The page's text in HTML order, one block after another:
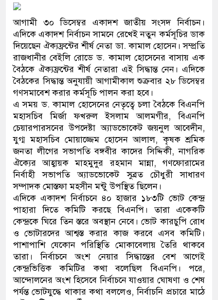
মাদক কারবারি গ্রেফতার
২৮ লাখ টাকার জাল নোটসহ
থানা পুলিশ
যেকোনো সময় বেনজীরের
নেতৃত্ব ও গণতন্ত্রের মূর্তমান প্রতীক
যে ভাবে ডেভিড ইমনের কাছে
‘আজহার খান’
অবৈধ বিদেশি পিস্তল, ম্যাগাজিন
জড়িত কিশোর গ্যাংয়ের চার শিশু আটক
ডাকাতির প্রস্তুতিকালে দুইজনকে
থানা পুলিশ
আগামী ৩০ ডিসেম্বর একাদশ জাতীয় সংসদ নির্বাচন।
এদিকে একাদশ নির্বাচন সামনে রেখেই নতুন কর্মসূচির ডাক
দিয়েছেন ঐক্যফ্রন্টের শীর্ষ নেতা ডা. কামাল হোসেন। সম্প্রতি
রাজধানীর বেইলি রোডে ড. কামাল হোসেনের বাসায় এক
বৈঠকে ঐক্যফ্রন্টের শীর্ষ নেতারা এই সিদ্ধান্ত নেন। এদিকে
বৈঠকের সিদ্ধান্ত অনুযায়ী আগামীকাল শুক্রবার ২৮ ডিসেম্বর
গণসমাবেশ করার কর্মসূচি পালন করা হবে।
এ সময় ড. কামাল হোসেনের নেতৃত্বে চলা বৈঠকে বিএনপি
মহাসচিব মির্জা ফখরুল ইসলাম আলমগীর, বিএনপি
চেয়ারপারসনের উপদেষ্টা অ্যাডভোকেট জয়নুল আবেদীন,
যুগ্ম মহাসচিব মোয়াজ্জেম হোসেন আলাল, কৃষক শ্রমিক
জনতা লীগের সভাপতি বঙ্গবীর কাদের সিদ্দিকী, নাগরিক
ঐক্যের আহ্বায়ক মাহমুদুর রহমান মান্না, গণফোরামের
নির্বাহী সভাপতি অ্যাডভোকেট সুব্রত চৌধুরী সাধারণ
সম্পাদক মোস্তফা মহসীন মন্টু উপস্থিত ছিলেন।
এদিকে একাদশ নির্বাচনে ৪০ হাজার ১৮৩টি ভোট কেন্দ্র
পাহারা দিতে কমিটি করছে বিএনপি। তারা একেকটি
কেন্দ্রকে ঘিরে তিন স্তরে অবস্থান নেবে। ভোট কারচুপি রোধ
ও ভোটারদের আশ্বস্ত করার কাজ করবে এসব কমিটি।
পাশাপাশি যেকোন পরিস্থিতি মোকাবেলায় তৈরি থাকবে
তারা। নির্বাচনে অংশ নেয়ার সিদ্ধান্তের বেশ আগেই
কেন্দ্রভিত্তিক কমিটির কথা বলেছিল বিএনপি। পরে,
আন্দোলনের অংশ হিসেবে নির্বাচনে যাওয়ার ঘোষণা ও শেষ
পর্যন্ত ভোটযুদ্ধে থাকার কথা বললেও, নির্বাচনি প্রচারে মাঠে